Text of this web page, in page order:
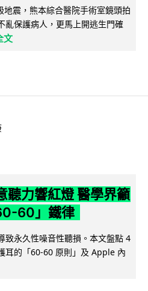
震，熊本綜合醫院手術室鏡頭拍
亂保護病人，更馬上開逃生門確
文
聽力響紅燈 醫學界籲
60」鐵律
致永久性噪音性聽損。本文盤點 4
耳的「60-60 原則」及 Apple 內